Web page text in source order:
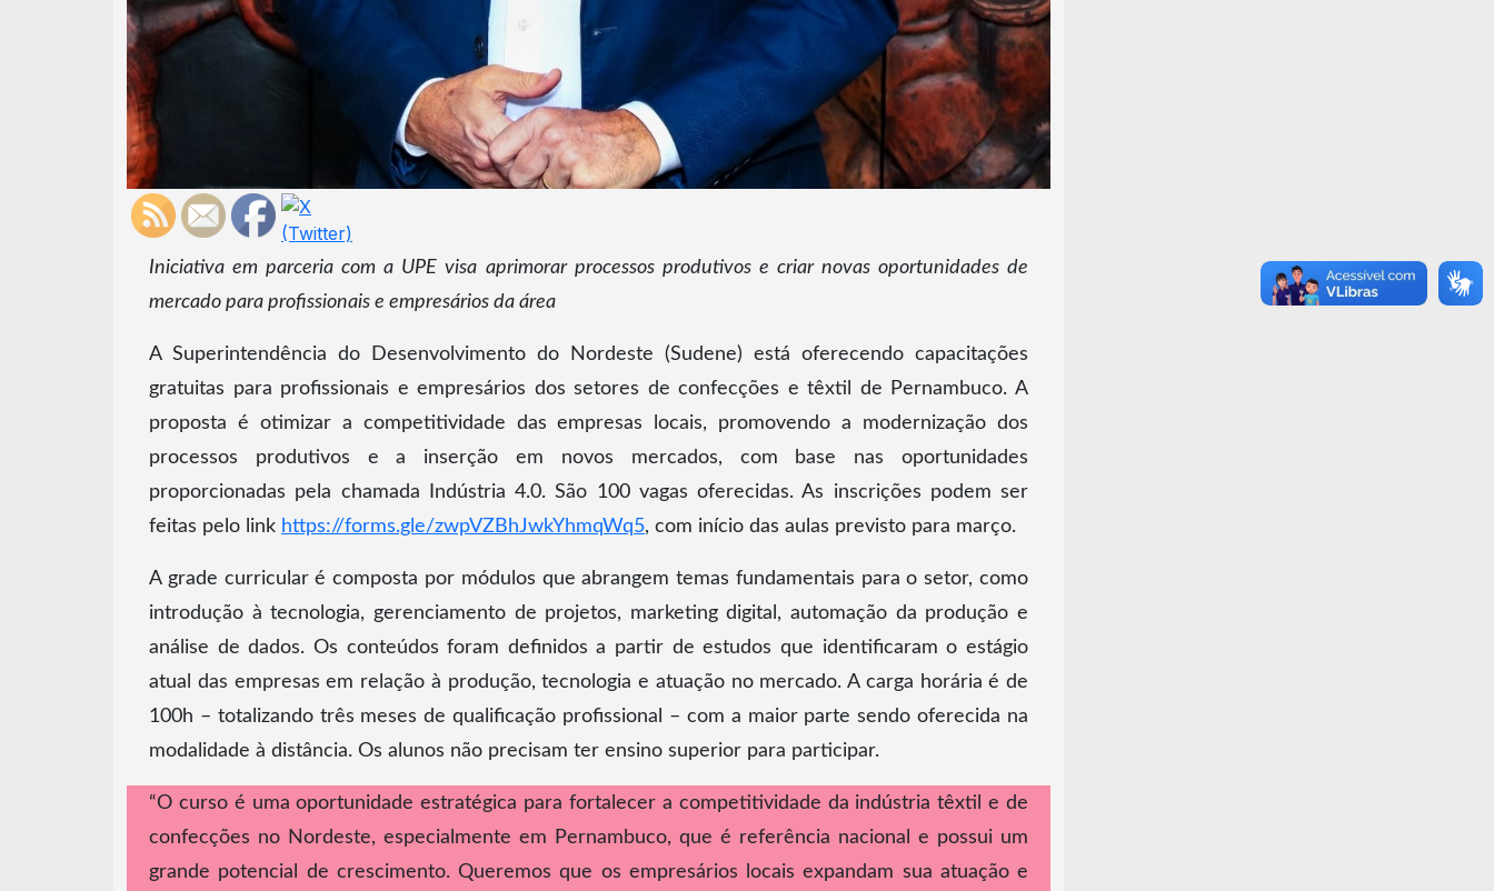
Iniciativa em parceria com a UPE visa aprimorar processos produtivos e criar novas oportunidades de
mercado para profissionais e empresários da área
A Superintendência do Desenvolvimento do Nordeste (Sudene) está oferecendo capacitações
gratuitas para profissionais e empresários dos setores de confecções e têxtil de Pernambuco. A
proposta é otimizar a competitividade das empresas locais, promovendo a modernização dos
processos produtivos e a inserção em novos mercados, com base nas oportunidades
proporcionadas pela chamada Indústria 4.0. São 100 vagas oferecidas. As inscrições podem ser
feitas pelo link https://forms.gle/zwpVZBhJwkYhmqWq5, com início das aulas previsto para março.
A grade curricular é composta por módulos que abrangem temas fundamentais para o setor, como
introdução à tecnologia, gerenciamento de projetos, marketing digital, automação da produção e
análise de dados. Os conteúdos foram definidos a partir de estudos que identificaram o estágio
atual das empresas em relação à produção, tecnologia e atuação no mercado. A carga horária é de
100h – totalizando três meses de qualificação profissional – com a maior parte sendo oferecida na
modalidade à distância. Os alunos não precisam ter ensino superior para participar.
“O curso é uma oportunidade estratégica para fortalecer a competitividade da indústria têxtil e de
confecções no Nordeste, especialmente em Pernambuco, que é referência nacional e possui um
grande potencial de crescimento. Queremos que os empresários locais expandam sua atuação e